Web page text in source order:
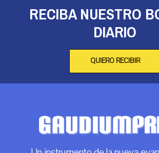
RECIBA NUESTRO
DIARIO
QUIERO RECIBIR